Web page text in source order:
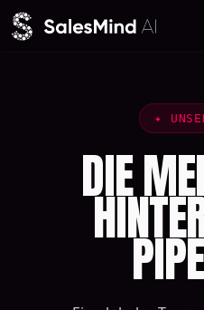
Zum Inhalt springen
✦
DIE